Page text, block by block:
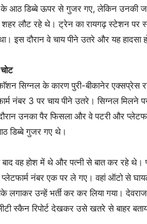
के आठ डिब्बे ऊपर से गुजर गए, लेकिन उनकी
लौट रहे थे। ट्रेन का रायगढ़ स्टेशन पर
इस दौरान वे चाय पीने उतरे और यह हादसा
सिग्नल के कारण पुरी-बीकानेर एक्सप्रेस
नंबर 3 पर चाय पीने उतरे। सिग्नल
उनका पैर फिसला और वे पटरी और
डिब्बे गुजर गए थे।
वह होश में थे और पत्नी से बात कर रहे थे।
नंबर एक पर ले गए। वहां ऑटो से
लगाकर उन्हें भर्ती कर कर लिया गया।
स्कैन रिपोर्ट देखकर उसे खतरे से बाहर